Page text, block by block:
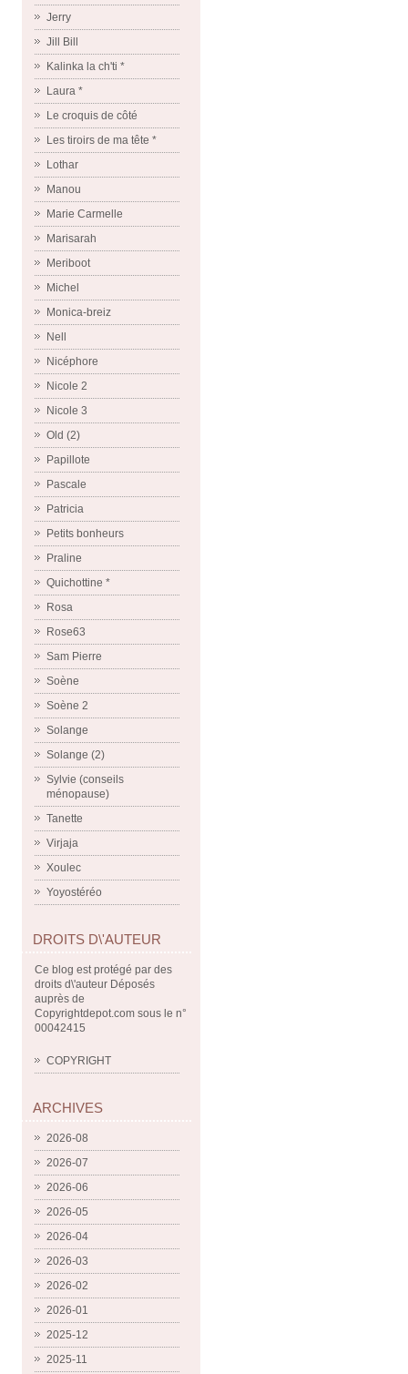
Jerry
Jill Bill
Kalinka la ch'ti *
Laura *
Le croquis de côté
Les tiroirs de ma tête *
Lothar
Manou
Marie Carmelle
Marisarah
Meriboot
Michel
Monica-breiz
Nell
Nicéphore
Nicole 2
Nicole 3
Old (2)
Papillote
Pascale
Patricia
Petits bonheurs
Praline
Quichottine *
Rosa
Rose63
Sam Pierre
Soène
Soène 2
Solange
Solange (2)
Sylvie (conseils
ménopause)
Tanette
Virjaja
Xoulec
Yoyostéréo
DROITS D\'AUTEUR
Ce blog est protégé par des
droits d\'auteur Déposés
auprès de
Copyrightdepot.com sous le n°
00042415
COPYRIGHT
ARCHIVES
2026-08
2026-07
2026-06
2026-05
2026-04
2026-03
2026-02
2026-01
2025-12
2025-11